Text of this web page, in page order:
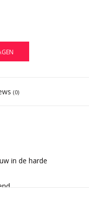
(0)
in de harde